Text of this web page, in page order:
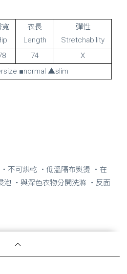
寬
衣長
Length
彈性
Stretchability
74
X
■normal ▲slim
不可烘乾 ・低溫隔布熨燙 ・在
泡 ・與深色衣物分開洗滌 ・反面